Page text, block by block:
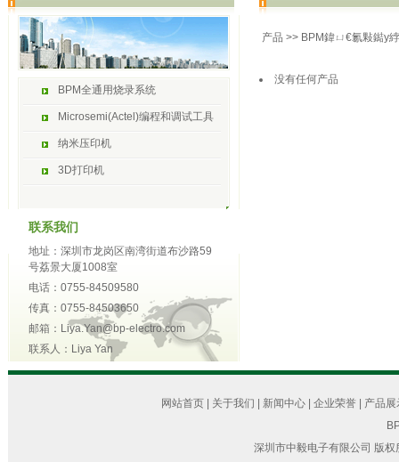
BPM全通用烧录系统
Microsemi(Actel)编程和调试工具
纳米压印机
3D打印机
联系我们
地址：深圳市龙岗区南湾街道布沙路59
号荔景大厦1008室
电话：0755-84509580
传真：0755-84503650
邮箱：Liya.Yan@bp-electro.com
联系人：Liya Yan
产品 >> BPM鍏ㄩ€氱敤鐑у
没有任何产品
网站首页 关于我们 新闻中心 企业荣誉
产品展
深圳市中毅电子有限公司 版